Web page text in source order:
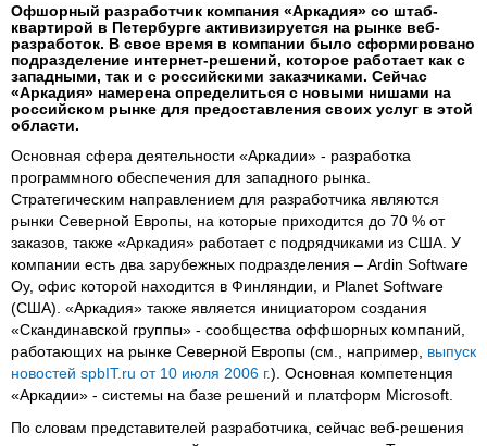
Офшорный разработчик компания «Аркадия» со штаб-
квартирой в Петербурге активизируется на рынке веб-
разработок. В свое время в компании было сформировано
подразделение интернет-решений, которое работает как с
западными, так и с российскими заказчиками. Сейчас
«Аркадия» намерена определиться с новыми нишами на
российском рынке для предоставления своих услуг в этой
области.
Основная сфера деятельности «Аркадии» - разработка
программного обеспечения для западного рынка.
Стратегическим направлением для разработчика являются
рынки Северной Европы, на которые приходится до 70 % от
заказов, также «Аркадия» работает с подрядчиками из США. У
компании есть два зарубежных подразделения – Ardin Software
Oy, офис которой находится в Финляндии, и Planet Software
(США). «Аркадия» также является инициатором создания
«Скандинавской группы» - сообщества оффшорных компаний,
работающих на рынке Северной Европы (см., например, выпуск
новостей spbIT.ru от 10 июля 2006 г.). Основная компетенция
«Аркадии» - системы на базе решений и платформ Microsoft.
По словам представителей разработчика, сейчас веб-решения